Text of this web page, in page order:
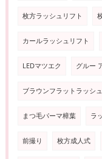
枚方ラッシュリフト
カールラッシュリフト
LEDマツエク グルー
ブラウンフラットラッシュ
まつ毛パーマ樟葉 ラ
前撮り 枚方成人式